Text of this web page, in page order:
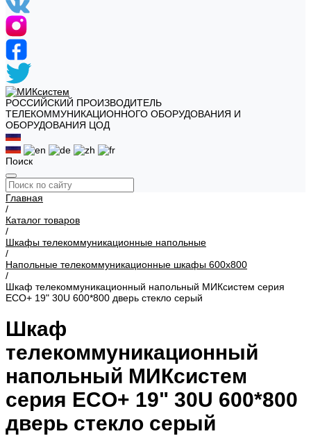
РОССИЙСКИЙ ПРОИЗВОДИТЕЛЬ
ТЕЛЕКОММУНИКАЦИОННОГО ОБОРУДОВАНИЯ И
ОБОРУДОВАНИЯ ЦОД
Поиск
Главная
/
Каталог товаров
/
Шкафы телекоммуникационные напольные
/
Напольные телекоммуникационные шкафы 600x800
/
Шкаф телекоммуникационный напольный МИКсистем серия
ECO+ 19" 30U 600*800 дверь стекло серый
Шкаф
телекоммуникационный
напольный МИКсистем
серия ECO+ 19" 30U 600*800
дверь стекло серый